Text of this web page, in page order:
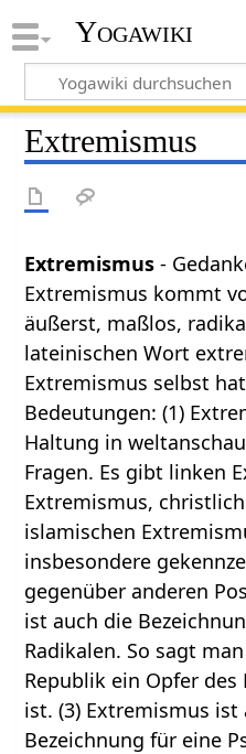
Yogawiki
Extremismus
Extremismus-
Extremismus kommt
äußerst, maßlos,
lateinischen Wort
Extremismus selbst
Bedeutungen: (1)
Haltung in
Fragen. Es gibt linken
Extremismus,
islamischen
insbesondere
gegenüber anderen
ist auch die
Radikalen. So sagt
Republik ein Opfer
ist. (3) Extremismus
Bezeichnung für eine